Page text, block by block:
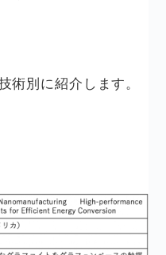
術別に紹介します。